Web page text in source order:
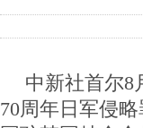
中新社首尔8
70周年日军侵